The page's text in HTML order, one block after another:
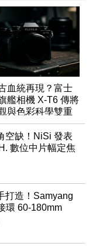
血統再現？富士
艦相機 X-T6 傳將
與色彩科學雙重
空缺！NiSi 發表
數位中片幅定焦
打造！Samyang
環 60-180mm